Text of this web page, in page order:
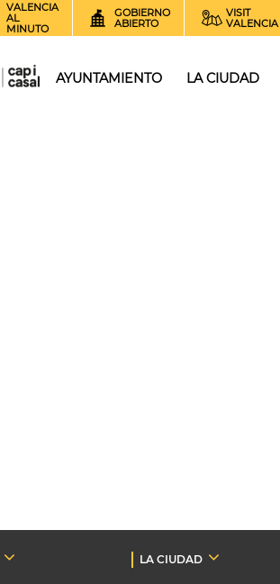
VALENCIA
AL
MINUTO
GOBIERNO
ABIERTO
VISIT
VALENCIA
AYUNTAMIENTO LA CIUDAD
LA CIUDAD